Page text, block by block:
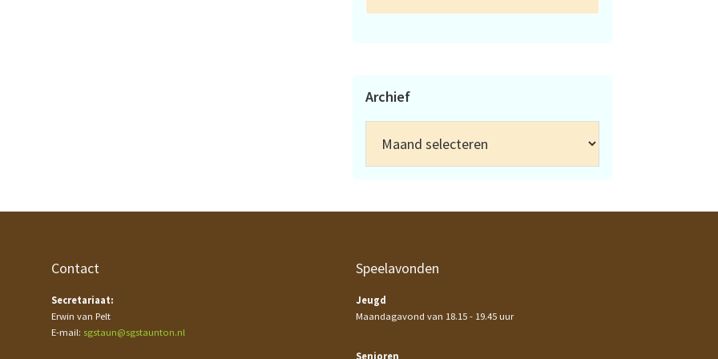
Archief
Contact
Secretariaat:
Erwin van Pelt
E-mail: sgstaun@sgstaunton.nl
Speelavonden
Jeugd
Maandagavond van 18.15 - 19.45 uur
Senioren